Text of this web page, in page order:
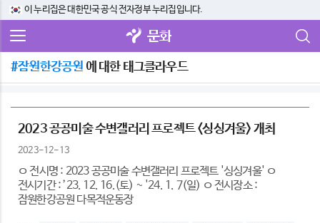
이 누리집은 대한민국 공식 전자정부 누리집입니다.
문화
#잠원한강공원 에 대한 태그클라우드
2023 공공미술 수변갤러리 프로젝트 <싱싱겨울> 개최
2023-12-13
ㅇ 전시명 : 2023 공공미술 수변갤러리 프로젝트 '싱싱겨울' ㅇ
전시기간 : ’23. 12. 16.(토) ~ '24. 1. 7(일) ㅇ 전시장소 :
잠원한강공원 다목적운동장